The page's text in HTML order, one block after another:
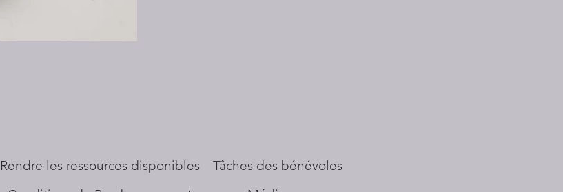
​Rendre les ressources disponibles
Tâches des bénévoles